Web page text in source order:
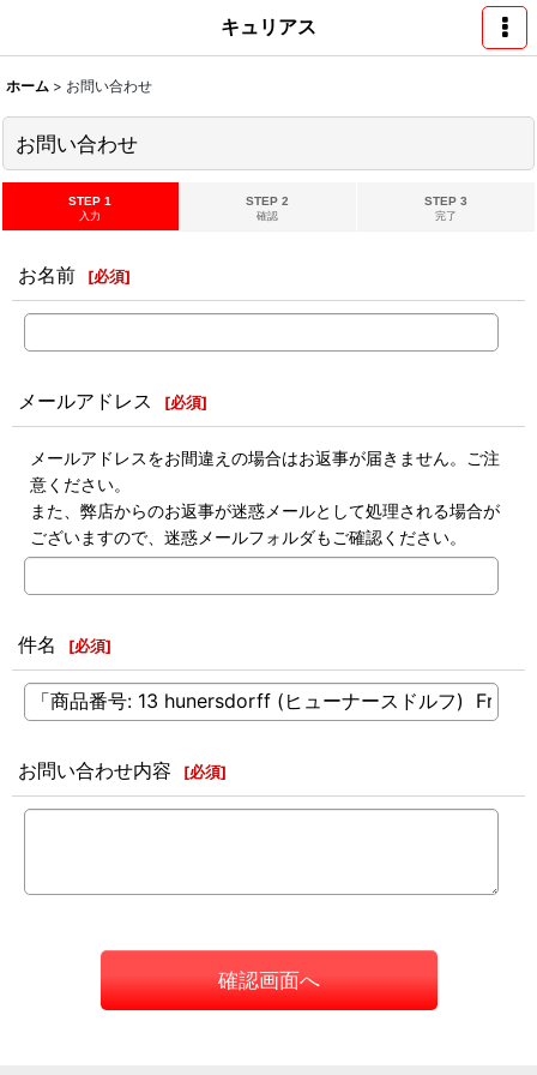
キュリアス
ホーム > お問い合わせ
お問い合わせ
STEP 1
入力
STEP 2
確認
STEP 3
完了
お名前 [必須]
メールアドレス [必須]
メールアドレスをお間違えの場合はお返事が届きません。ご注
意ください。
また、弊店からのお返事が迷惑メールとして処理される場合が
ございますので、迷惑メールフォルダもご確認ください。
件名 [必須]
お問い合わせ内容 [必須]
確認画面へ